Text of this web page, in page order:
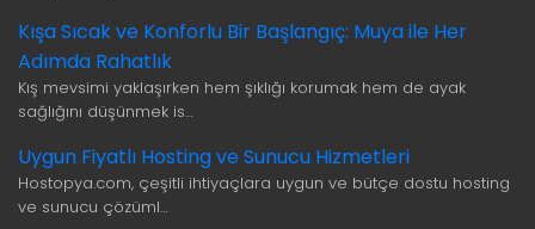
Kışa Sıcak ve Konforlu Bir Başlangıç: Muya ile Her
Adımda Rahatlık
Kış mevsimi yaklaşırken hem şıklığı korumak hem de ayak
sağlığını düşünmek is…
Uygun Fiyatlı Hosting ve Sunucu Hizmetleri
Hostopya.com, çeşitli ihtiyaçlara uygun ve bütçe dostu hosting
ve sunucu çözüml…